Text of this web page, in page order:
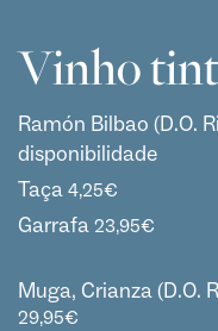
Vinho
Ramón Bilbao (D.O.
disponibilidade
Taça 4,25€
Garrafa 23,95€
Muga, Crianza (D.O.
29,95€